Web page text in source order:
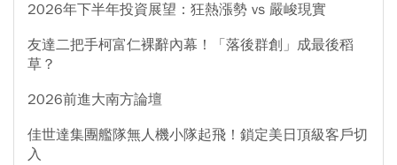
2026年下半年投資展望：狂熱漲勢 vs 嚴峻現實
友達二把手柯富仁裸辭內幕！「落後群創」成最後稻
草？
2026前進大南方論壇
佳世達集團艦隊無人機小隊起飛！鎖定美日頂級客戶切
入